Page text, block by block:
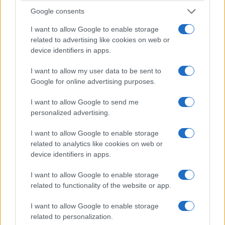
Google consents
I want to allow Google to enable storage
related to advertising like cookies on web or
device identifiers in apps.
I want to allow my user data to be sent to
Google for online advertising purposes.
I want to allow Google to send me
personalized advertising.
I want to allow Google to enable storage
related to analytics like cookies on web or
device identifiers in apps.
I want to allow Google to enable storage
related to functionality of the website or app.
I want to allow Google to enable storage
related to personalization.
conclude la Brambilla – è scaduto anche il termine
per la presentazione di memorie. Manca solo la
decisione del tribunale”.
Già, come ci sforziamo di ripetere anche nel
nostro piccolo, malgrado tutte le presunte carenze